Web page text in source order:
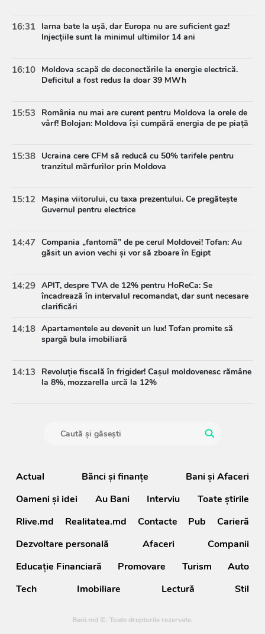
16:31 Iarna bate la ușă, dar Europa nu are suficient gaz!
Injecțiile sunt la minimul ultimilor 14 ani
16:10 Moldova scapă de deconectările la energie electrică.
Deficitul a fost redus la doar 39 MWh
15:53
România nu mai are curent pentru Moldova la orele de
vârf! Bolojan: Moldova își cumpără energia de pe piață
15:38 Ucraina cere CFM să reducă cu 50% tarifele pentru
tranzitul mărfurilor prin Moldova
15:12 Mașina viitorului, cu taxa prezentului. Ce pregătește
Guvernul pentru electrice
14:47 Compania „fantomă” de pe cerul Moldovei! Tofan: Au
găsit un avion vechi și vor să zboare în Egipt
14:29 APIT, despre TVA de 12% pentru HoReCa: Se
încadrează în intervalul recomandat, dar sunt necesare
clarificări
14:18 Apartamentele au devenit un lux! Tofan promite să
spargă bula imobiliară
14:13
Revoluție fiscală în frigider! Cașul moldovenesc rămâne
la 8%, mozzarella urcă la 12%
Actual Bănci şi finanţe
Bani și Afaceri
Oameni şi idei
Au Bani Interviu
Toate știrile
Rlive.md
Realitatea.md Contacte Pub
Carieră
Dezvoltare personală
Afaceri
Companii
Educație Financiară
Promovare Turism
Auto
Tech
Imobiliare Lectură Stil
Bani.md ©. Toate drepturile rezervate.